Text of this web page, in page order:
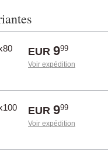
EUR 999
Voir expédition
EUR 999
Voir expédition